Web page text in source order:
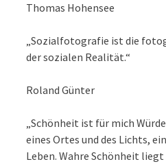
Thomas Hohensee
„Sozialfotografie ist die
der sozialen Realität.“
Roland Günter
„Schönheit ist für mich
eines Ortes und des Lichts,
Leben. Wahre Schönheit